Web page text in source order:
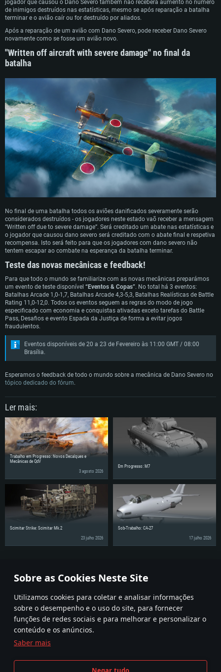
Sobre as Cookies Neste Site
Utilizamos cookies para coletar e analisar informações
sobre o desempenho e o uso do site, para fornecer
funções de redes sociais e para melhorar e personalizar o
conteúdo e os anúncios.
Saber mais
jogador que causou o Dano Severo também não receberá aumento no número
de inimigos destruídos nas estatísticas, mesmo se após reparação a batalha
terminar e o avião caír ou for destruído por aliados.
Após a reparação de um avião com Dano Severo, pode receber Dano Severo
novamente como se fosse um avião novo.
''Written off aircraft with severe damage'' no final da
batalha
No final de uma batalha todos os aviões danificados severamente serão
considerados destruídos - os jogadores neste estado vaõ receber a mensagem
“Written off due to severe damage”. Será creditado um abate nas estatísticas e
o jogador que causou dano severo será creditado com o abate final e respetiva
recompensa. Isto será feito para que os jogadores com dano severo não
tentem escapar ao combate na esperança da batalha terminar.
Teste das novas mecânicas e feedback!
Para que todo o mundo se familiarize com as novas mecânicas preparámos
um evento de teste disponível “Eventos & Copas”. No total há 3 eventos:
Batalhas Arcade 1,0-1,7, Batalhas Arcade 4,3-5,3, Batalhas Realísticas de Battle
Rating 11,0-12,0. Todos os eventos seguem as regras do modo de jogo
especificado com economia e conquistas ativadas exceto tarefas do Battle
Pass, Desafios e evento Espada da Justiça de forma a evitar jogos
fraudulentos.
Eventos disponíveis de 20 a 23 de Fevereiro às 11:00 GMT / 08:00
Brasília.
Esperamos o feedback de todo o mundo sobre a mecânica de Dano Severo no
tópico dedicado do fórum.
Ler mais:
Trabalho em Progresso: Novos Decalques e
Mecânicas de QdV
3 agosto 2026
Em Progresso: M7
Scimitar Strike: Scimitar Mk.2
23 julho 2026
Sob-Trabalho: CA-27
17 julho 2026
Termos e condições
Definições de Cookies